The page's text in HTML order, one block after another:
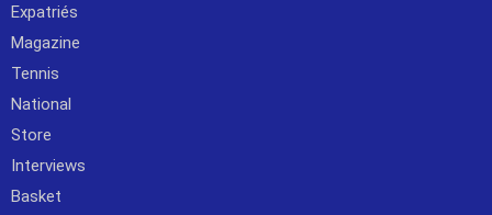
Expatriés
Magazine
Tennis
National
Store
Interviews
Basket